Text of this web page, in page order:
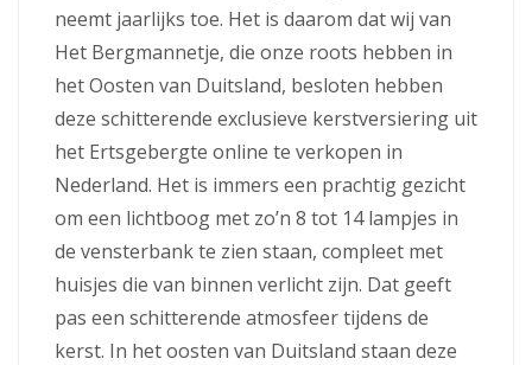
neemt jaarlijks toe. Het is daarom dat wij van
Het Bergmannetje, die onze roots hebben in
het Oosten van Duitsland, besloten hebben
deze schitterende exclusieve kerstversiering uit
het Ertsgebergte online te verkopen in
Nederland. Het is immers een prachtig gezicht
om een lichtboog met zo’n 8 tot 14 lampjes in
de vensterbank te zien staan, compleet met
huisjes die van binnen verlicht zijn. Dat geeft
pas een schitterende atmosfeer tijdens de
kerst. In het oosten van Duitsland staan deze